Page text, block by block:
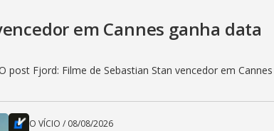
em Cannes ganha data
Fjord: Filme de Sebastian Stan vencedor em Cannes
O VÍCIO / 08/08/2026